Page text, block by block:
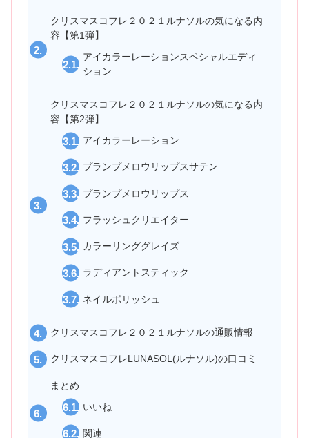
クリスマスコフレ２０２１ルナソルの気になる内
容【第1弾】
アイカラーレーションスペシャルエディ
ション
クリスマスコフレ２０２１ルナソルの気になる内
容【第2弾】
アイカラーレーション
プランプメロウリップスサテン
プランプメロウリップス
フラッシュクリエイター
カラーリンググレイズ
ラディアントスティック
ネイルポリッシュ
クリスマスコフレ２０２１ルナソルの通販情報
クリスマスコフレLUNASOL(ルナソル)の口コミ
まとめ
いいね:
関連